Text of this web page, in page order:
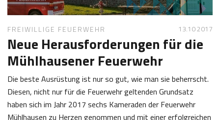
l
FREIWILLIGE FEUERWEHR 13.10 2017
Neue Herausforderungen für die
Mühlhausener Feuerwehr
Die beste Ausrüstung ist nur so gut, wie man sie beherrscht.
Diesen, nicht nur für die Feuerwehr geltenden Grundsatz
haben sich im Jahr 2017 sechs Kameraden der Feuerwehr
Mühlhausen zu Herzen genommen und mit einer erfolgreichen